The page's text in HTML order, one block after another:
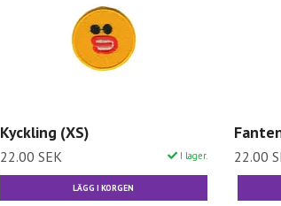
Kyckling (XS)
22.00 SEK I lager.
LÄGG I KORGEN
22.00